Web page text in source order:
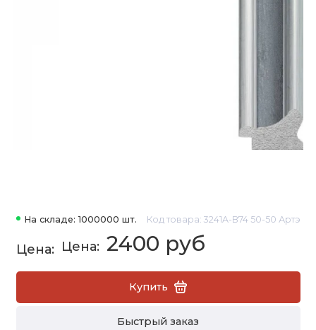
На складе: 1000000 шт. Код товара: 3241A-B74 50-50 Артэ
2400 руб
Купить
Быстрый заказ